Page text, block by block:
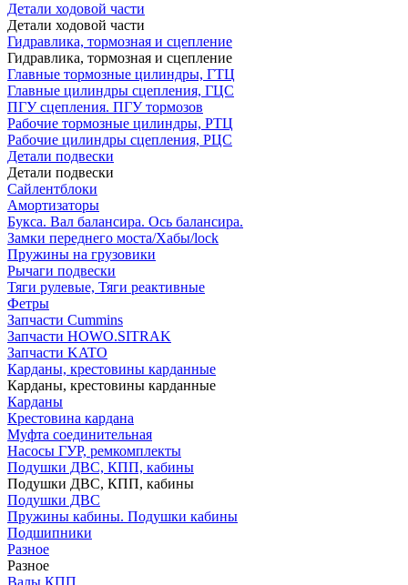
Детали ходовой части
Детали ходовой части
Гидравлика, тормозная и сцепление
Гидравлика, тормозная и сцепление
Главные тормозные цилиндры, ГТЦ
Главные цилиндры сцепления, ГЦС
ПГУ сцепления. ПГУ тормозов
Рабочие тормозные цилиндры, РТЦ
Рабочие цилиндры сцепления, РЦС
Детали подвески
Детали подвески
Cайлентблоки
Амортизаторы
Букса. Вал балансира. Ось балансира.
Замки переднего моста/Хабы/lock
Пружины на грузовики
Рычаги подвески
Тяги рулевые, Тяги реактивные
Фетры
Запчасти Cummins
Запчасти HOWO.SITRAK
Запчасти KATO
Карданы, крестовины карданные
Карданы, крестовины карданные
Карданы
Крестовина кардана
Муфта соединительная
Насосы ГУР, ремкомплекты
Подушки ДВС, КПП, кабины
Подушки ДВС, КПП, кабины
Подушки ДВС
Пружины кабины. Подушки кабины
Подшипники
Разное
Разное
Валы КПП